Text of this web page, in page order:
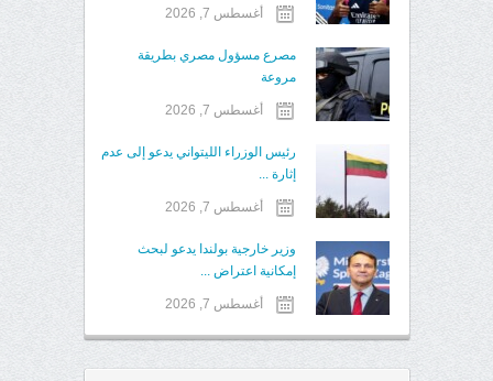
أغسطس 7, 2026
مصرع مسؤول مصري بطريقة
مروعة
أغسطس 7, 2026
رئيس الوزراء الليتواني يدعو إلى عدم
إثارة ...
أغسطس 7, 2026
وزير خارجية بولندا يدعو لبحث
إمكانية اعتراض ...
أغسطس 7, 2026